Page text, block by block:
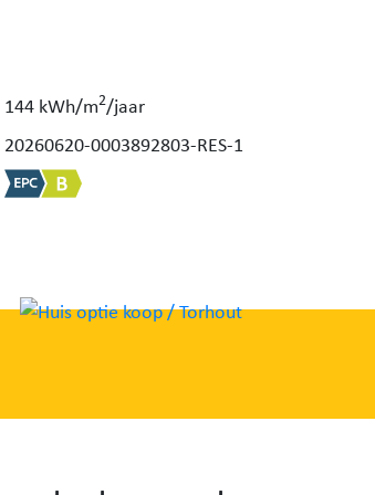
144 kWh/m2/jaar
20260620-0003892803-RES-1